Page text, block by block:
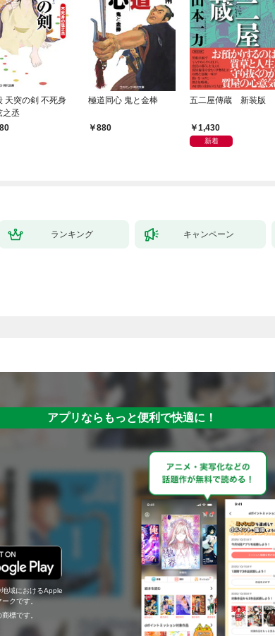
天突の剣 不死身
之丞
極道同心 鬼と金棒
880
五二屋傳蔵 新装版
1,430
新着
ランキング キャンペーン
アプリならもっと便利で快適に！
域におけるApple
クです。
標です。